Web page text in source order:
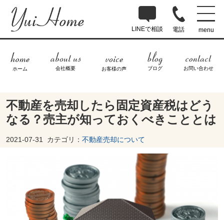
LINEで相談 電話 menu
ホーム 会社概要 お客様の声 ブログ お問い合わせ
不動産を売却したら固定資産税はどう
なる？売主が知っておくべきこととは
2021-07-31 カテゴリ： 不動産売却について